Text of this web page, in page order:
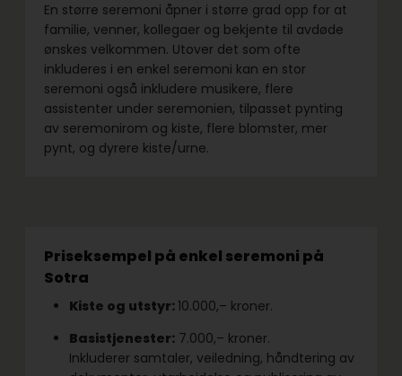
En større seremoni åpner i større grad opp for at
familie, venner, kollegaer og bekjente til avdøde
ønskes velkommen. Utover det som ofte
inkluderes i en enkel seremoni kan en stor
seremoni også inkludere musikere, flere
assistenter under seremonien, tilpasset pynting
av seremonirom og kiste, flere blomster, mer
pynt, og dyrere kiste/urne.
Priseksempel på enkel seremoni på
Sotra
Kiste og utstyr:10.000,– kroner.
Basistjenester: 7.000,– kroner.
Inkluderer samtaler, veiledning, håndtering av